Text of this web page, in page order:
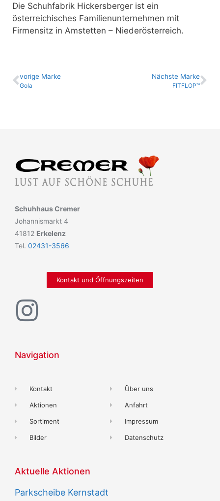
Die Schuhfabrik Hickersberger ist ein
österreichisches Familienunternehmen mit
Firmensitz in Amstetten – Niederösterreich.
vo­ri­ge Marke
Gola
Nächste Marke
FITFLOP™
Schuhhaus Cremer
Johannismarkt 4
41812 Erkelenz
Tel. 02431-3566
Kontakt und Öffnungszeiten
Navigation
Kontakt
Aktionen
Sortiment
Bilder
Über uns
Anfahrt
Impressum
Datenschutz
Aktuelle Aktionen
Parkscheibe Kernstadt